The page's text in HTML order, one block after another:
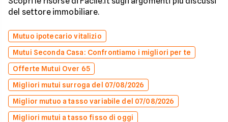
del settore immobiliare.
Mutuo ipotecario vitalizio
Mutui Seconda Casa: Confrontiamo i migliori per te
Offerte Mutui Over 65
Migliori mutui surroga del 07/08/2026
Miglior mutuo a tasso variabile del 07/08/2026
Migliori mutui a tasso fisso di oggi